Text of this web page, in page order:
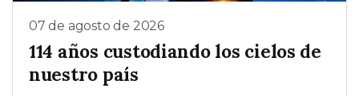
07 de agosto de 2026
114 años custodiando los cielos de
nuestro país